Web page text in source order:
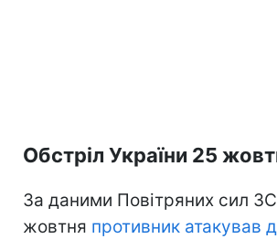
Обстріл України 25
За даними Повітряних сил
жовтня противник атакував